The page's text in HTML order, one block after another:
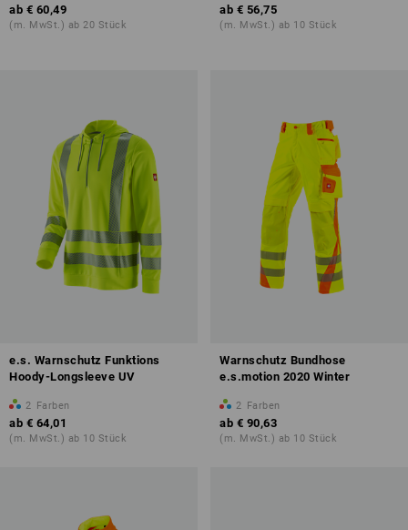
ab € 60,49
(m. MwSt.) ab 20 Stück
ab € 56,75
(m. MwSt.) ab 10 Stück
e.s. Warnschutz Funktions
Hoody-Longsleeve UV
2 Farben
ab € 64,01
(m. MwSt.) ab 10 Stück
Warnschutz Bundhose
e.s.motion 2020 Winter
2 Farben
ab € 90,63
(m. MwSt.) ab 10 Stück